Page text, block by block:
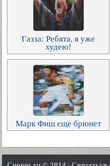
Газза: Ребята, я уже
худею!
Марк Фиш еще брюнет